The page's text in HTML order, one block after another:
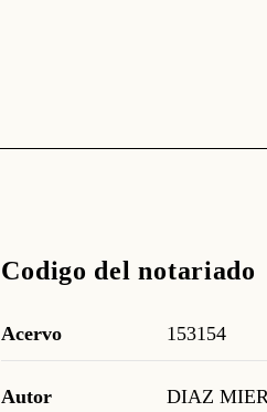
Codigo del notariado
Acervo 153154
Autor DIAZ